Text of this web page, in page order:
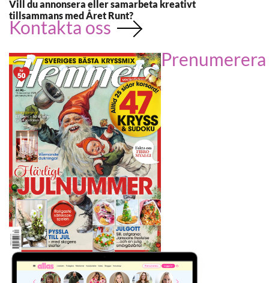
Vill du annonsera eller samarbeta kreativt
tillsammans med Året Runt?
Kontakta oss
Prenumerera